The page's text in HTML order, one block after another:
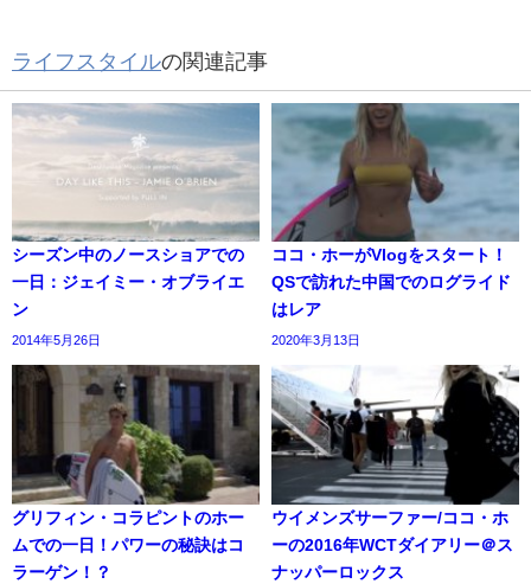
ライフスタイルの関連記事
シーズン中のノースショアでの
一日：ジェイミー・オブライエ
ン
2014年5月26日
ココ・ホーがVlogをスタート！
QSで訪れた中国でのログライド
はレア
2020年3月13日
グリフィン・コラピントのホー
ムでの一日！パワーの秘訣はコ
ラーゲン！？
ウイメンズサーファー/ココ・ホ
ーの2016年WCTダイアリー＠ス
ナッパーロックス